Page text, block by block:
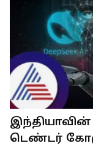
இந்தியாவின்
டெண்டர்